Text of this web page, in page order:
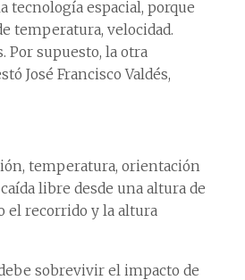
tecnología espacial, porque
temperatura, velocidad.
Por supuesto, la otra
José Francisco Valdés,
temperatura, orientación
libre desde una altura de
el recorrido y la altura
sobrevivir el impacto de